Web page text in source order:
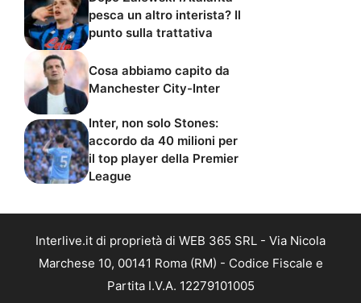
pesca un altro interista? Il
punto sulla trattativa
Cosa abbiamo capito da
Manchester City-Inter
Inter, non solo Stones:
accordo da 40 milioni per
il top player della Premier
League
Interlive.it di proprietà di WEB 365 SRL - Via Nicola
Marchese 10, 00141 Roma (RM) - Codice Fiscale e
Partita I.V.A. 12279101005